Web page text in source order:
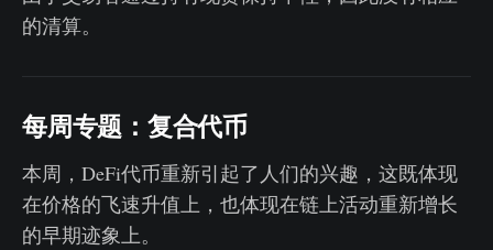
的清算。
每周专题：复合代币
本周，DeFi代币重新引起了人们的兴趣，这既体现
在价格的飞速升值上，也体现在链上活动重新增长
的早期迹象上。